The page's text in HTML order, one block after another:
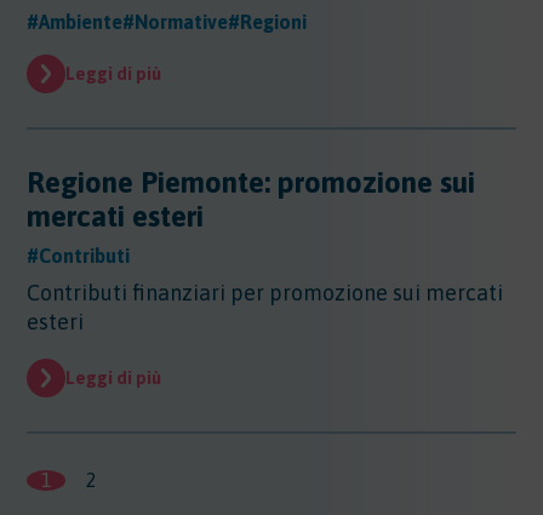
#Ambiente#Normative#Regioni
Leggi di più
Regione Piemonte: promozione sui
mercati esteri
#Contributi
Contributi finanziari per promozione sui mercati
esteri
Leggi di più
1 2